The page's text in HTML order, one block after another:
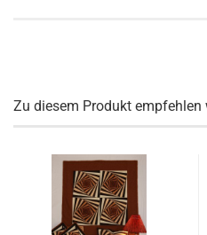
Zu diesem Produkt empfehlen